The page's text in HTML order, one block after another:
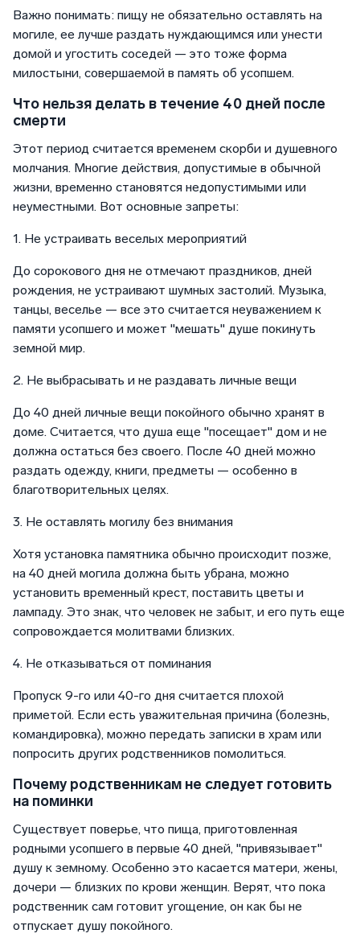
Важно понимать: пищу не обязательно оставлять на
могиле, ее лучше раздать нуждающимся или унести
домой и угостить соседей — это тоже форма
милостыни, совершаемой в память об усопшем.
Что нельзя делать в течение 40 дней после
смерти
Этот период считается временем скорби и душевного
молчания. Многие действия, допустимые в обычной
жизни, временно становятся недопустимыми или
неуместными. Вот основные запреты:
1. Не устраивать веселых мероприятий
До сорокового дня не отмечают праздников, дней
рождения, не устраивают шумных застолий. Музыка,
танцы, веселье — все это считается неуважением к
памяти усопшего и может "мешать" душе покинуть
земной мир.
2. Не выбрасывать и не раздавать личные вещи
До 40 дней личные вещи покойного обычно хранят в
доме. Считается, что душа еще "посещает" дом и не
должна остаться без своего. После 40 дней можно
раздать одежду, книги, предметы — особенно в
благотворительных целях.
3. Не оставлять могилу без внимания
Хотя установка памятника обычно происходит позже,
на 40 дней могила должна быть убрана, можно
установить временный крест, поставить цветы и
лампаду. Это знак, что человек не забыт, и его путь еще
сопровождается молитвами близких.
4. Не отказываться от поминания
Пропуск 9-го или 40-го дня считается плохой
приметой. Если есть уважительная причина (болезнь,
командировка), можно передать записки в храм или
попросить других родственников помолиться.
Почему родственникам не следует готовить
на поминки
Существует поверье, что пища, приготовленная
родными усопшего в первые 40 дней, "привязывает"
душу к земному. Особенно это касается матери, жены,
дочери — близких по крови женщин. Верят, что пока
родственник сам готовит угощение, он как бы не
отпускает душу покойного.